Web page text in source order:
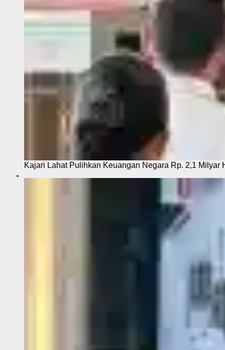
Kajari Lahat Pulihkan Keuangan Negara Rp. 2,1 Milyar